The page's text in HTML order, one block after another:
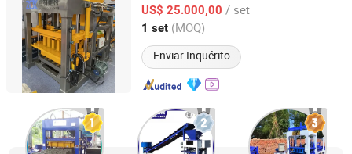
China
US$ 25.000,00 / set
1 set (MOQ)
Enviar Inquérito
Hubei, China Desde 2011